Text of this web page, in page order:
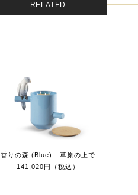
RELATED
香りの森 (Blue) - 草原の上で
141,020円（税込）